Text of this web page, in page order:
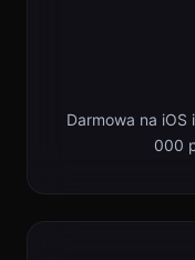
Darmowa na iOS
000